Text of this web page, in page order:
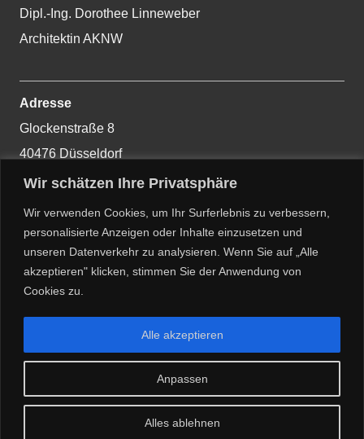
Wir schätzen Ihre Privatsphäre
Wir verwenden Cookies, um Ihr Surferlebnis zu verbessern,
personalisierte Anzeigen oder Inhalte einzusetzen und
unseren Datenverkehr zu analysieren. Wenn Sie auf „Alle
akzeptieren" klicken, stimmen Sie der Anwendung von
Cookies zu.
Anpassen
Alles ablehnen
Alle akzeptieren
Dipl.-Ing. Dorothee Linneweber
Architektin AKNW
Adresse
Glockenstraße 8
40476 Düsseldorf
Kontakt
M 0157/ 39 60 69 75
info@linneweber-architektur.de
Copyright 2024, by Dorothee Linneweber
Datenschutzerklärung